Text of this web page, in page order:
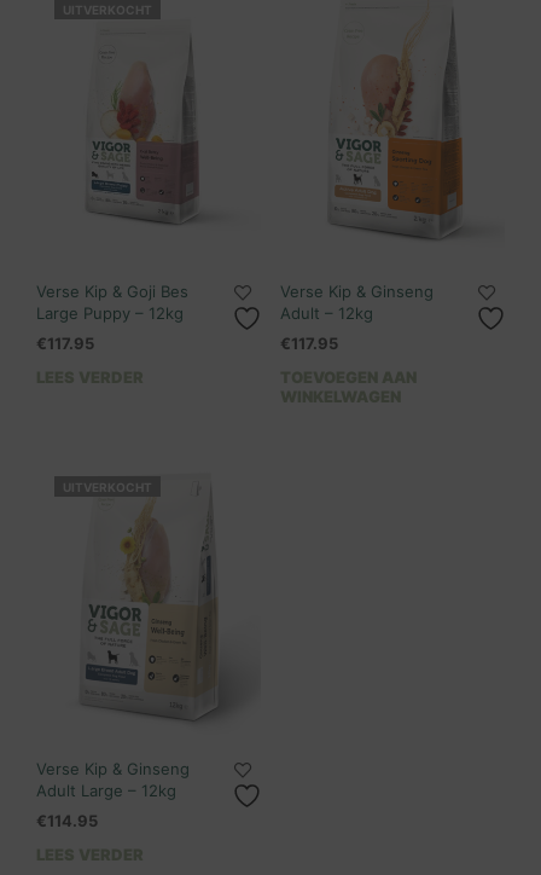
UITVERKOCHT
Verse Kip & Goji Bes
Large Puppy – 12kg
€117.95
LEES VERDER
Verse Kip & Ginseng
Adult – 12kg
€117.95
TOEVOEGEN AAN
WINKELWAGEN
UITVERKOCHT
Verse Kip & Ginseng
Adult Large – 12kg
€114.95
LEES VERDER